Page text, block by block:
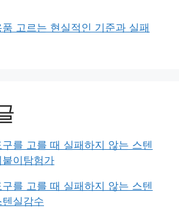
고르는 현실적인 기준과 실패
를 고를 때 실패하지 않는 스텐
붙이탐험가
를 고를 때 실패하지 않는 스텐
텐실감수